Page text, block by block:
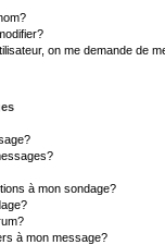
on me demande de
à mon sondage?
à mon message?